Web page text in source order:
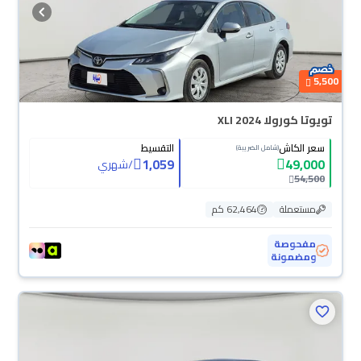
5,500
تويوتا كورولا XLI 2024
سعر الكاش(شامل الضريبة)
49,000
54,500
التقسيط
1,059
/شهري
مستعملة
62,464 كم
مفحوصة
ومضمونة